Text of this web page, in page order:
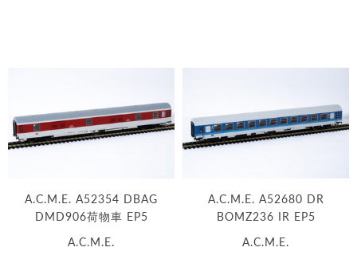
A.C.M.E. A52354 DBAG
DMD906荷物車 EP5
A.C.M.E.
A.C.M.E. A52680 DR
BOMZ236 IR EP5
A.C.M.E.